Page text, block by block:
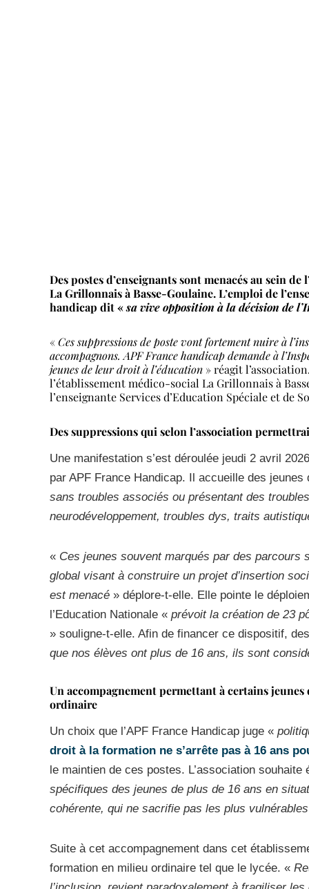
Des postes d’enseignants sont menacés au sein
La Grillonnais à Basse-Goulaine. L’emploi de
handicap dit «sa vive opposition à la décision de
« Ces suppressions de poste vont fortement nuire à
accompagnons. APF France handicap demande à
jeunes de leur droit à l’éducation » réagit
l’établissement médico-social La Grillonnais à
l’enseignante Services d’Education Spéciale et de
Des suppressions qui selon l’association
Une manifestation s’est déroulée jeudi 2 avril
par APF France Handicap. Il accueille des
sans troubles associés ou présentant des
neurodéveloppement, troubles dys, traits
« Ces jeunes souvent marqués par des parcours
global visant à construire un projet d’insertion
est menacé » déplore-t-elle. Elle pointe le
l’Education Nationale « prévoit la création de 23
» souligne-t-elle. Afin de financer ce dispositif,
que nos élèves ont plus de 16 ans, ils sont
Un accompagnement permettant à certains
ordinaire
Un choix que l’APF France Handicap juge «
droit à la formation ne s’arrête pas à 16 ans
le maintien de ces postes. L’association souhaite
spécifiques des jeunes de plus de 16 ans en
cohérente, qui ne sacrifie pas les plus vulnérables
Suite à cet accompagnement dans cet
formation en milieu ordinaire tel que le lycée. «